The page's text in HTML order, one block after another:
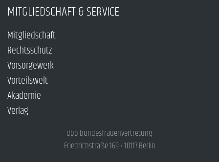
MITGLIEDSCHAFT & SERVICE
Mitgliedschaft
Rechtsschutz
Vorsorgewerk
Vorteilswelt
Akademie
Verlag
dbb bundesfrauenvertretung
Friedrichstraße 169 • 10117 Berlin